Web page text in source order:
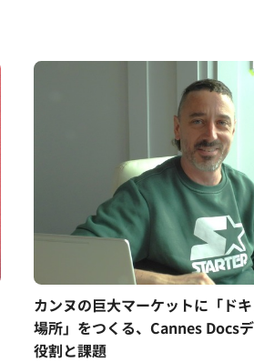
カンヌの巨大マーケットに「ド
場所」をつくる、Cannes Docs
役割と課題